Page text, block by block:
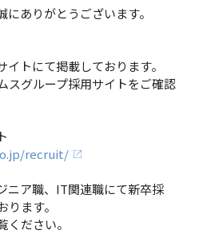
ありがとうございます。
トにて掲載しております。
スグループ採用サイトをご確認
recruit/
ニア職、IT関連職にて新卒採
ます。
ください。